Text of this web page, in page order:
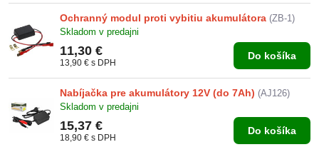
Ochranný modul proti vybitiu akumulátora (ZB-1)
Skladom v predajni
11,30 €
13,90 € s DPH
Do košíka
Nabíjačka pre akumulátory 12V (do 7Ah) (AJ126)
Skladom v predajni
15,37 €
18,90 € s DPH
Do košíka